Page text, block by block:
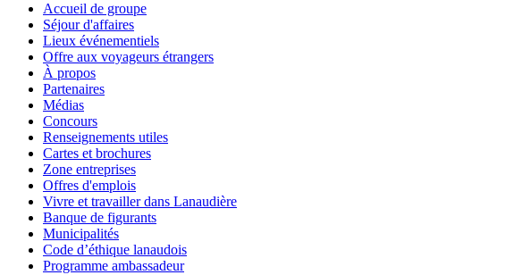
Accueil de groupe
Séjour d'affaires
Lieux événementiels
Offre aux voyageurs étrangers
À propos
Partenaires
Médias
Concours
Renseignements utiles
Cartes et brochures
Zone entreprises
Offres d'emplois
Vivre et travailler dans Lanaudière
Banque de figurants
Municipalités
Code d’éthique lanaudois
Programme ambassadeur